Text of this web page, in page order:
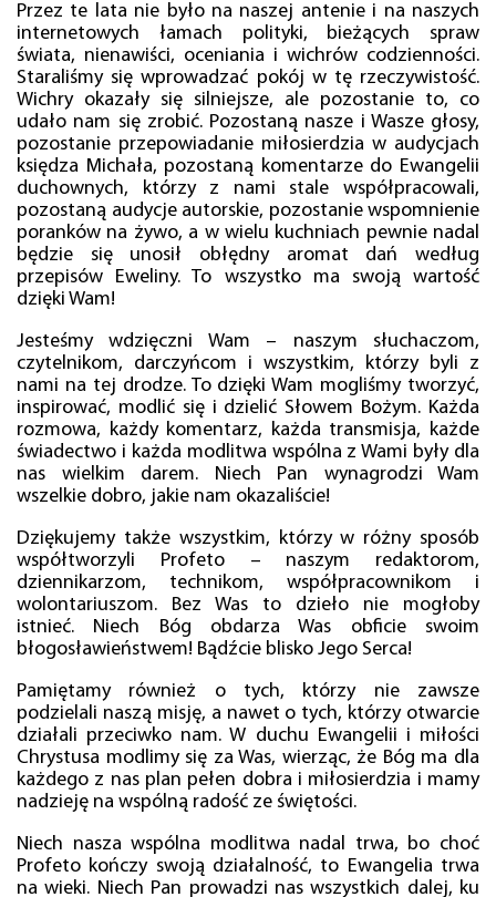
Przez te lata nie było na naszej antenie i na naszych
internetowych łamach polityki, bieżących spraw
świata, nienawiści, oceniania i wichrów codzienności.
Staraliśmy się wprowadzać pokój w tę rzeczywistość.
Wichry okazały się silniejsze, ale pozostanie to, co
udało nam się zrobić. Pozostaną nasze i Wasze głosy,
pozostanie przepowiadanie miłosierdzia w audycjach
księdza Michała, pozostaną komentarze do Ewangelii
duchownych, którzy z nami stale współpracowali,
pozostaną audycje autorskie, pozostanie wspomnienie
poranków na żywo, a w wielu kuchniach pewnie nadal
będzie się unosił obłędny aromat dań według
przepisów Eweliny. To wszystko ma swoją wartość
dzięki Wam!
Jesteśmy wdzięczni Wam – naszym słuchaczom,
czytelnikom, darczyńcom i wszystkim, którzy byli z
nami na tej drodze. To dzięki Wam mogliśmy tworzyć,
inspirować, modlić się i dzielić Słowem Bożym. Każda
rozmowa, każdy komentarz, każda transmisja, każde
świadectwo i każda modlitwa wspólna z Wami były dla
nas wielkim darem. Niech Pan wynagrodzi Wam
wszelkie dobro, jakie nam okazaliście!
Dziękujemy także wszystkim, którzy w różny sposób
współtworzyli Profeto – naszym redaktorom,
dziennikarzom, technikom, współpracownikom i
wolontariuszom. Bez Was to dzieło nie mogłoby
istnieć. Niech Bóg obdarza Was obficie swoim
błogosławieństwem! Bądźcie blisko Jego Serca!
Pamiętamy również o tych, którzy nie zawsze
podzielali naszą misję, a nawet o tych, którzy otwarcie
działali przeciwko nam. W duchu Ewangelii i miłości
Chrystusa modlimy się za Was, wierząc, że Bóg ma dla
każdego z nas plan pełen dobra i miłosierdzia i mamy
nadzieję na wspólną radość ze świętości.
Niech nasza wspólna modlitwa nadal trwa, bo choć
Profeto kończy swoją działalność, to Ewangelia trwa
na wieki. Niech Pan prowadzi nas wszystkich dalej, ku